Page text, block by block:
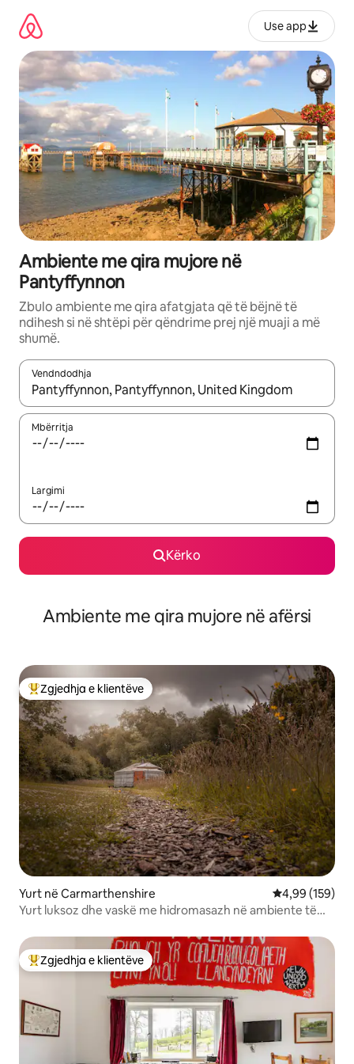
përmbajtja
Use app
Ambiente me qira mujore në
Pantyffynnon
Zbulo ambiente me qira afatgjata që të bëjnë të
ndihesh si në shtëpi për qëndrime prej një muaji a më
shumë.
Vendndodhja
Kur rezultatet të jenë të disponueshme, lëviz me butonat e
Mbërritja
Largimi
Kërko
Ambiente me qira mujore në afërsi
Më të mirat e zgjedhjeve të klientëve
Zgjedhja e klientëve
Yurt në Carmarthenshire Vlerësimi
4,99 (159)
Yurt luksoz dhe vaskë me hidromasazh në ambiente të
Më të mirat e zgjedhjeve të klientëve
Zgjedhja e klientëve